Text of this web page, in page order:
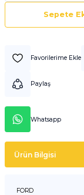
Sepete
Paylaş
Whatsapp
Ürün Bilgisi
FORD